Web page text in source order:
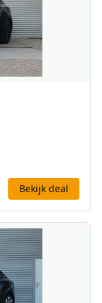
Bekijk deal